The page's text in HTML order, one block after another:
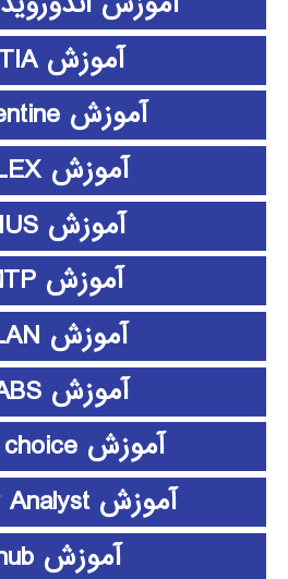
آموزش CATIA
آموزش clementine
آموزش CPLEX
آموزش EDIUS
آموزش EMTP
آموزش ePLAN
آموزش ETABS
آموزش expert choice
آموزش Frontier Analyst
آموزش github